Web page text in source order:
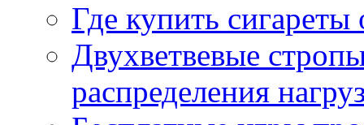
Где купить
Двухветвевые
распределения